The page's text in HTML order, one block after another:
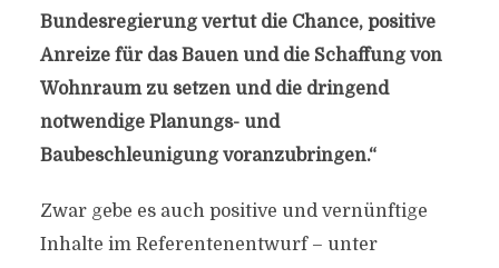
Bundesregierung vertut die Chance, positive
Anreize für das Bauen und die Schaffung von
Wohnraum zu setzen und die dringend
notwendige Planungs- und
Baubeschleunigung voranzubringen.“
Zwar gebe es auch positive und vernünftige
Inhalte im Referentenentwurf – unter